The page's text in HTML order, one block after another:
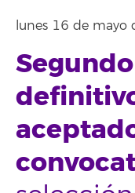
lunes 16 de mayo